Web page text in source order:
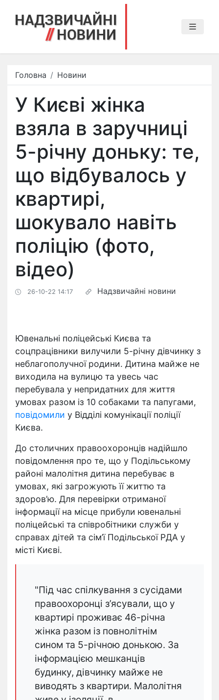
Головна Новини
У Києві жінка
взяла в заручниці
5-річну доньку: те,
що відбувалось у
квартирі,
шокувало навіть
поліцію (фото,
відео)
26-10-22 14:17 Надзвичайні новини
Ювенальні поліцейські Києва та
соцпрацівники вилучили 5-річну дівчинку з
неблагополучної родини. Дитина майже не
виходила на вулицю та увесь час
перебувала у непридатних для життя
умовах разом із 10 собаками та папугами,
повідомили у Відділі комунікації поліції
Києва.
До столичних правоохоронців надійшло
повідомлення про те, що у Подільському
районі малолітня дитина перебуває в
умовах, які загрожують її життю та
здоров’ю. Для перевірки отриманої
інформації на місце прибули ювенальні
поліцейські та співробітники служби у
справах дітей та сім’ї Подільської РДА у
місті Києві.
"Під час спілкування з сусідами
правоохоронці з’ясували, що у
квартирі проживає 46-річна
жінка разом із повнолітнім
сином та 5-річною донькою. За
інформацією мешканців
будинку, дівчинку майже не
виводять з квартири. Малолітня